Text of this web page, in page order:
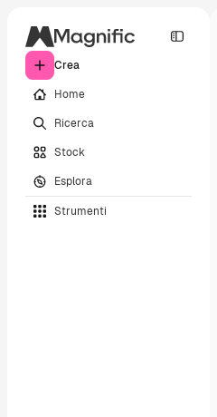
Crea
Home
Ricerca
Stock
Esplora
Strumenti